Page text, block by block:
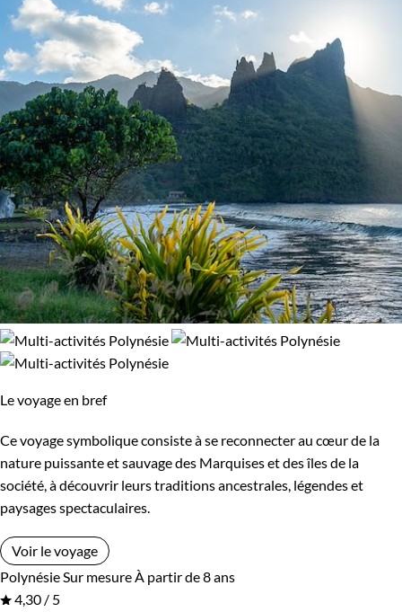
Le voyage en bref
Ce voyage symbolique consiste à se reconnecter au cœur de la
nature puissante et sauvage des Marquises et des îles de la
société, à découvrir leurs traditions ancestrales, légendes et
paysages spectaculaires.
Voir le voyage
Polynésie Sur mesure À partir de 8 ans
4,30 / 5